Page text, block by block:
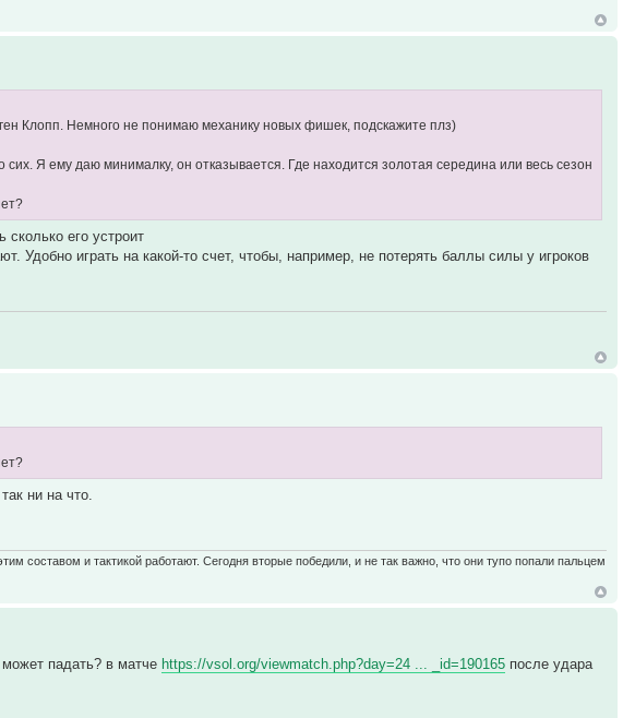
Клопп. Немного не понимаю механику новых фишек, подскажите плз)
сих. Я ему даю минималку, он отказывается. Где находится золотая середина или весь сезон
сколько его устроит
Удобно играть на какой-то счет, чтобы, например, не потерять баллы силы у игроков
ни на что.
составом и тактикой работают. Сегодня вторые победили, и не так важно, что они тупо попали пальцем
падать? в матче https://vsol.org/viewmatch.php?day=24 ... _id=190165 после удара